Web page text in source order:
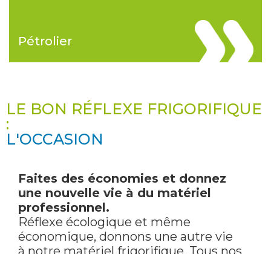
Pétrolier
LE BON RÉFLEXE FRIGORIFIQUE
:
L'OCCASION
Faites des économies et donnez
une nouvelle vie à du matériel
professionnel.
Réflexe écologique et même
économique, donnons une autre vie